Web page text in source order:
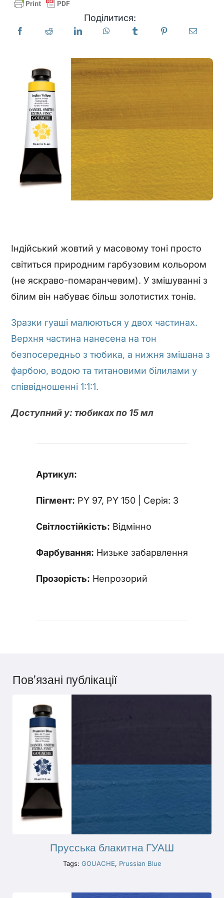
Продукти
Блог
Ресурси
Знайти роздрібного продавця
Зв'яжіться з нами
Поділитися:
Індійський жовтий у масовому тоні просто
світиться природним гарбузовим кольором
(не яскраво-помаранчевим). У змішуванні з
білим він набуває більш золотистих тонів.
Зразки гуаші малюються у двох частинах.
Верхня частина нанесена на тон
безпосередньо з тюбика, а нижня змішана з
фарбою, водою та титановими білилами у
співвідношенні 1:1:1.
Доступний у: тюбиках по 15 мл
Артикул:
Пігмент: PY 97, PY 150 | Серія: 3
Світлостійкість: Відмінно
Фарбування: Низьке забарвлення
Прозорість: Непрозорий
Пов'язані публікації
Прусська блакитна ГУАШ
Tags: GOUACHE, Prussian Blue